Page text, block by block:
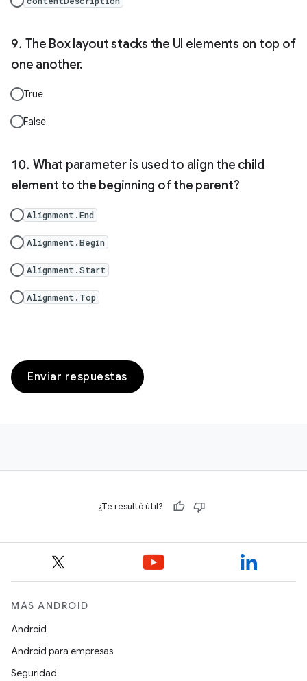
The Box layout stacks the UI elements on top of
one another.
True
False
What parameter is used to align the child
element to the beginning of the parent?
Alignment.End
Alignment.Begin
Alignment.Start
Alignment.Top
Enviar respuestas
¿Te resultó útil?
MÁS ANDROID
Android
Android para empresas
Seguridad